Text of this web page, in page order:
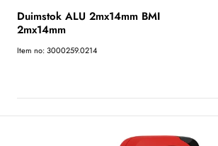
Duimstok ALU 2mx14mm BMI
2mx14mm
Item no: 3000259.0214